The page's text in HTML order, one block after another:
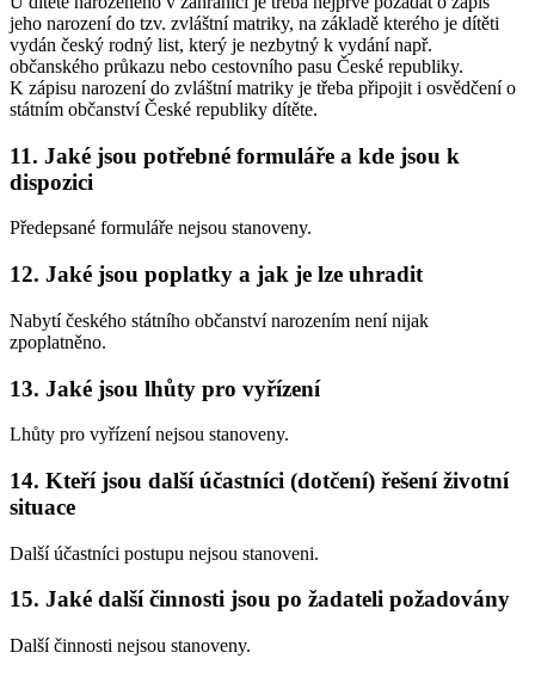
jeho narození do tzv. zvláštní matriky, na základě kterého je dítěti
vydán český rodný list, který je nezbytný k vydání např.
občanského průkazu nebo cestovního pasu České republiky.
K zápisu narození do zvláštní matriky je třeba připojit i osvědčení o
státním občanství České republiky dítěte.
11. Jaké jsou potřebné formuláře a kde jsou k
dispozici
Předepsané formuláře nejsou stanoveny.
12. Jaké jsou poplatky a jak je lze uhradit
Nabytí českého státního občanství narozením není nijak
zpoplatněno.
13. Jaké jsou lhůty pro vyřízení
Lhůty pro vyřízení nejsou stanoveny.
14. Kteří jsou další účastníci (dotčení) řešení životní
situace
Další účastníci postupu nejsou stanoveni.
15. Jaké další činnosti jsou po žadateli požadovány
Další činnosti nejsou stanoveny.